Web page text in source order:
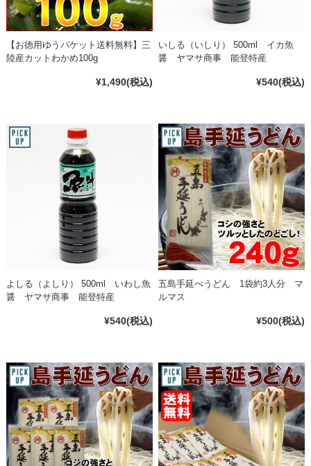
【お徳用ゆうパケット送料無料】三
陸産カットわかめ100g
¥1,490(税込)
いしる（いしり） 500ml イカ魚
醤 ヤマサ商事 能登特産
¥540(税込)
よしる（よしり） 500ml いわし魚
醤 ヤマサ商事 能登特産
¥540(税込)
五島手延べうどん 1袋約3人分 マ
ルマス
¥500(税込)